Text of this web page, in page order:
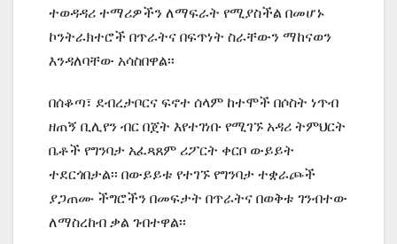
ተወዳዳሪ ተማሪዎችን ለማፍራት የሚያስችል በመሆኑ
ኮንትራክተሮች በጥራትና በፍጥነት ስራቸውን ማከናወን
እንዳለባቸው አሳስበዋል፡፡
በሰቆጣ፣ ደብረታቦርና ፍኖተ ሰላም ከተሞች በሶስት ነጥብ
ዘጠኝ ቢሊየን ብር በጀት እየተገነቡ የሚገኙ አዳሪ ትምህርት
ቤቶች የግንባታ አፈጻጸም ሪፖርት ቀርቦ ውይይት
ተደርጎበታል፡፡ በውይይቱ የተገኙ የግንባታ ተቋራጮች
ያጋጠሙ ችግሮችን በመፍታት በጥራትና በወቅቱ ገንብተው
ለማስረከብ ቃል ገብተዋል፡፡